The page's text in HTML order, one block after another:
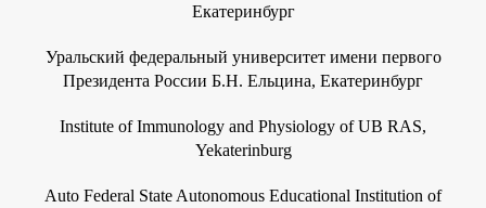
Екатеринбург
Уральский федеральный университет имени первого
Президента России Б.Н. Ельцина, Екатеринбург
Institute of Immunology and Physiology of UB RAS,
Yekaterinburg
Auto Federal State Autonomous Educational Institution of